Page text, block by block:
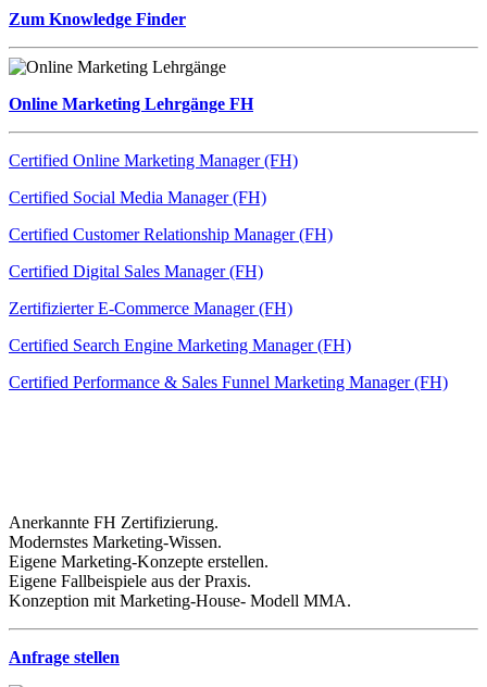
Zum Knowledge Finder
Online Marketing Lehrgänge FH
Certified Online Marketing Manager (FH)
Certified Social Media Manager (FH)
Certified Customer Relationship Manager (FH)
Certified Digital Sales Manager (FH)
Zertifizierter E-Commerce Manager (FH)
Certified Search Engine Marketing Manager (FH)
Certified Performance & Sales Funnel Marketing Manager (FH)
Anerkannte FH Zertifizierung.
Modernstes Marketing-Wissen.
Eigene Marketing-Konzepte erstellen.
Eigene Fallbeispiele aus der Praxis.
Konzeption mit Marketing-House- Modell MMA.
Anfrage stellen